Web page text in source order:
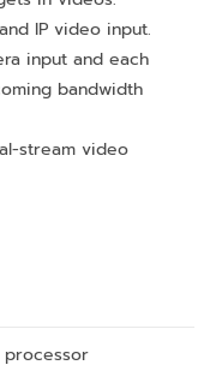
IP video input.
input and each
bandwidth
stream video
processor